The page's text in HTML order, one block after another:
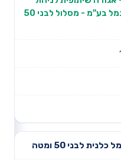
קופות גמל בע"מ - מסלול לבני 50
לבני 50 ומטה